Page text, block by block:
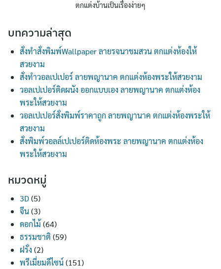
ตกแต่งบ้านเป็นเรื่องง่ายๆ
บทความล่าสุด
สั่งทำสั่งพิมพ์Wallpaper ลายรจนาชมสวน ตกแต่งห้องให้
สวยงาม
สั่งทำวอลเปเปอร์ ลายพญานาค ตกแต่งห้องพระให้สวยงาม
วอลเปเปอร์ติดผนัง ออกแบบเอง ลายพญานาค ตกแต่งห้อง
พระให้สวยงาม
วอลเปเปอร์สั่งพิมพ์ราคาถูก ลายพญานาค ตกแต่งห้องพระให้
สวยงาม
สั่งพิมพ์วอลล์เปเปอร์ติดห้องพระ ลายพญานาค ตกแต่งห้อง
พระให้สวยงาม
หมวดหมู่
3D(5)
จีน(3)
ดอกไม้ (64)
ธรรมชาติ (59)
ฝรั่ง (2)
พรีเมี่ยมดีไซน์(151)